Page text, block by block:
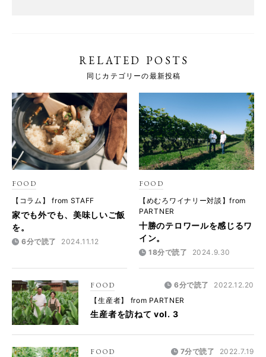
RELATED POSTS
同じカテゴリーの最新投稿
FOOD
【コラム】 from STAFF
家でも外でも、美味しいご飯
を。
6分で読了 2024.11.12
FOOD
【めむろワイナリー対談】from
PARTNER
十勝のテロワールを感じるワ
イン。
18分で読了 2024.9.30
FOOD 6分で読了
2022.12.20
【生産者】 from PARTNER
生産者を訪ねて vol. 3
FOOD 7分で読了
2022.7.19